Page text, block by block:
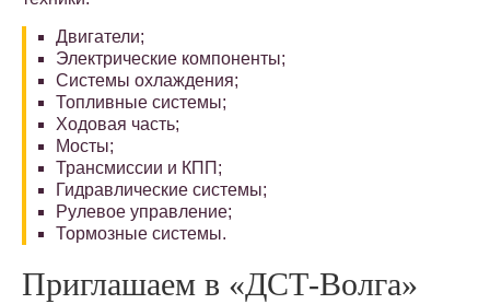
Двигатели;
Электрические компоненты;
Системы охлаждения;
Топливные системы;
Ходовая часть;
Мосты;
Трансмиссии и КПП;
Гидравлические системы;
Рулевое управление;
Тормозные системы.
Приглашаем в «ДСТ-Волга»